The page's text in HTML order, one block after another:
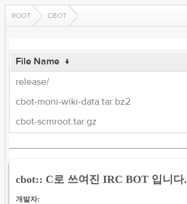
ROOT CBOT
File Name ↓
release/
cbot-moni-wiki-data.tar.bz2
cbot-scmroot.tar.gz
cbot:: C로 쓰여진 IRC BOT 입니다.
개발자: